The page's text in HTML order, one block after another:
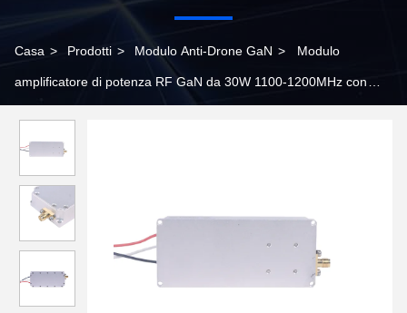
Casa > Prodotti > Modulo Anti-Drone GaN > Modulo
amplificatore di potenza RF GaN da 30W 1100-1200MHz con